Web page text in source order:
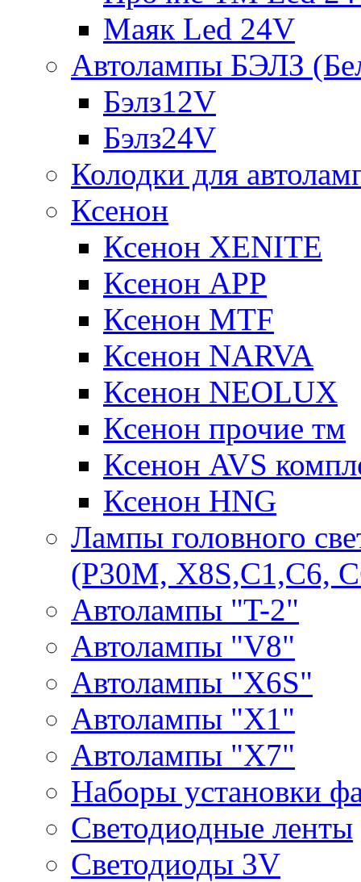
Маяк Led 24V
Автолампы БЭЛЗ
Бэлз12V
Бэлз24V
Колодки для
Ксенон
Ксенон XENITE
Ксенон APP
Ксенон MTF
Ксенон NARVA
Ксенон NEOLUX
Ксенон прочие тм
Ксенон AVS
Ксенон HNG
Лампы головного
(P30M, X8S,С1,С6,
Автолампы "T-2"
Автолампы "V8"
Автолампы "X6S"
Автолампы "Х1"
Автолампы "Х7"
Наборы установки
Светодиодные ленты
Светодиоды 3V